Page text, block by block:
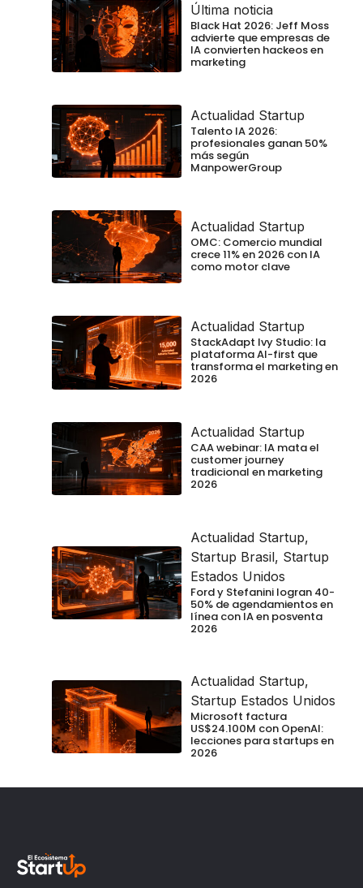
Última noticia
Black Hat 2026: Jeff Moss
advierte que empresas de
IA convierten hackeos en
marketing
Actualidad Startup
Talento IA 2026:
profesionales ganan 50%
más según
ManpowerGroup
Actualidad Startup
OMC: Comercio mundial
crece 11% en 2026 con IA
como motor clave
Actualidad Startup
StackAdapt Ivy Studio: la
plataforma AI-first que
transforma el marketing en
2026
Actualidad Startup
CAA webinar: IA mata el
customer journey
tradicional en marketing
2026
Actualidad Startup,
Startup Brasil, Startup
Estados Unidos
Ford y Stefanini logran 40-
50% de agendamientos en
línea con IA en posventa
2026
Actualidad Startup,
Startup Estados Unidos
Microsoft factura
US$24.100M con OpenAI:
lecciones para startups en
2026